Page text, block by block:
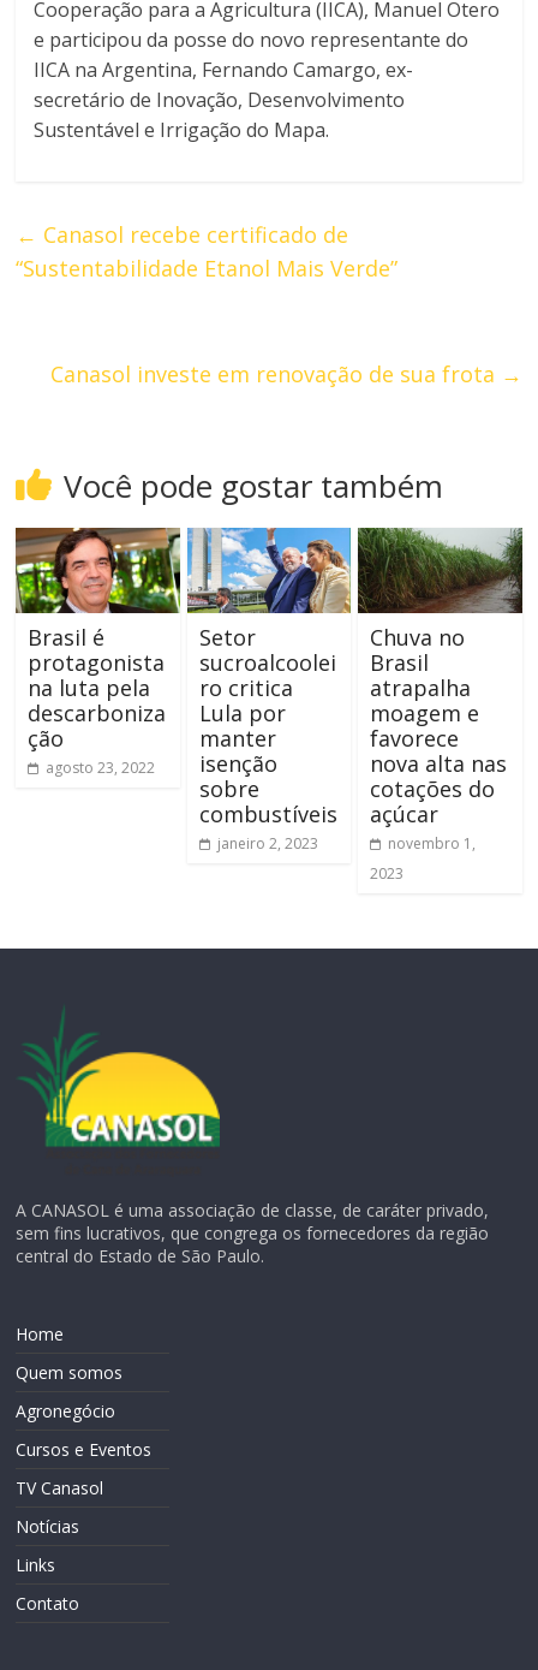
Cooperação para a Agricultura (IICA), Manuel Otero
e participou da posse do novo representante do
IICA na Argentina, Fernando Camargo, ex-
secretário de Inovação, Desenvolvimento
Sustentável e Irrigação do Mapa.
← Canasol recebe certificado de
“Sustentabilidade Etanol Mais Verde”
Canasol investe em renovação de sua frota →
Você pode gostar também
Brasil é
protagonista
na luta pela
descarboniza
ção
agosto 23, 2022
Setor
sucroalcoolei
ro critica
Lula por
manter
isenção
sobre
combustíveis
janeiro 2, 2023
Chuva no
Brasil
atrapalha
moagem e
favorece
nova alta nas
cotações do
açúcar
novembro 1,
2023
A CANASOL é uma associação de classe, de caráter privado,
sem fins lucrativos, que congrega os fornecedores da região
central do Estado de São Paulo.
Home
Quem somos
Agronegócio
Cursos e Eventos
TV Canasol
Notícias
Links
Contato